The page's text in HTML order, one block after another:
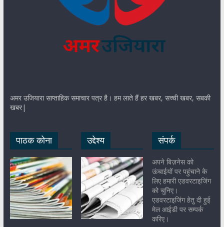
अमर उजियारा साप्ताहिक समाचार पत्र है। हम लाते हैं हर खबर, सच्ची खबर, सबकी
खबर|
पाठक कोना उद्देश्य संपर्क
अपने बिज़नेस को
ऊंचाईयों पर पहुंचाने के
लिए हमारी एडवरटाइजिंग
को चुनिए।
एडवरटाइजिंग हेतु दी हुई
मेल आईडी पर सम्पर्क
करिए।